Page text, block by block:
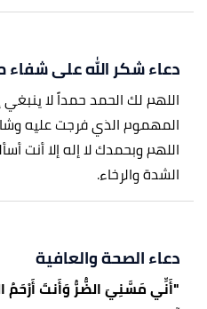
دعاء شكر الله على
اللهم لك الحمد حمداً لا ينبغي
المهموم الذي فرجت عليه
اللهم وبحمدك لا إله إلا أنت
الشدة والرخاء.
دعاء الصحة والعافية
"أَنِّي مَسَّنِيَ الضُّرُّ وَأَنتَ أَرْحَمُ